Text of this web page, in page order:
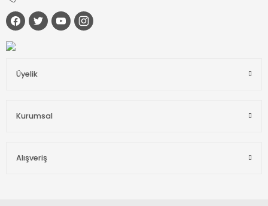
Üyelik
Kurumsal
Alışveriş